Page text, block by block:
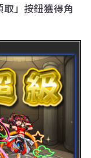
」按鈕獲得角